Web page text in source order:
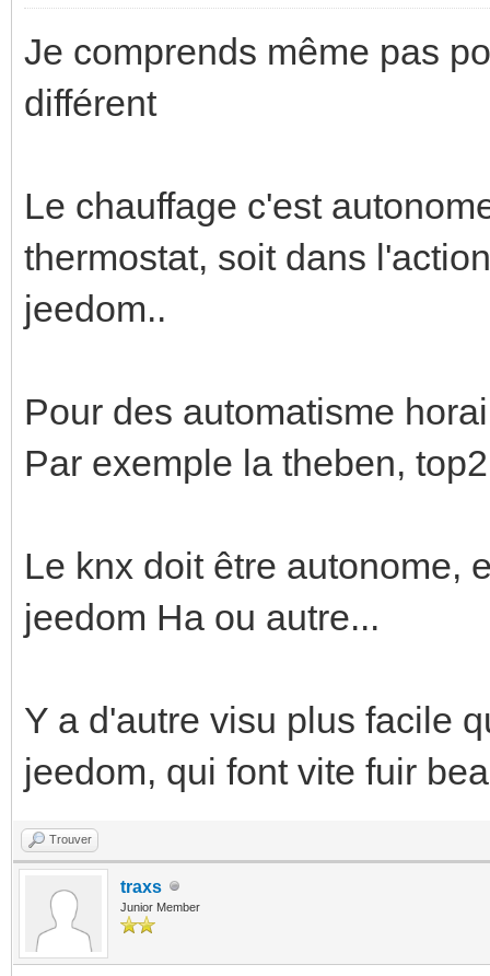
Je comprends même pas
différent
Le chauffage c'est
thermostat, soit dans
jeedom..
Pour des automatisme
Par exemple la theben,
Le knx doit être autonome,
jeedom Ha ou autre...
Y a d'autre visu plus facile
jeedom, qui font vite fuir
Trouver
traxs
Junior Member